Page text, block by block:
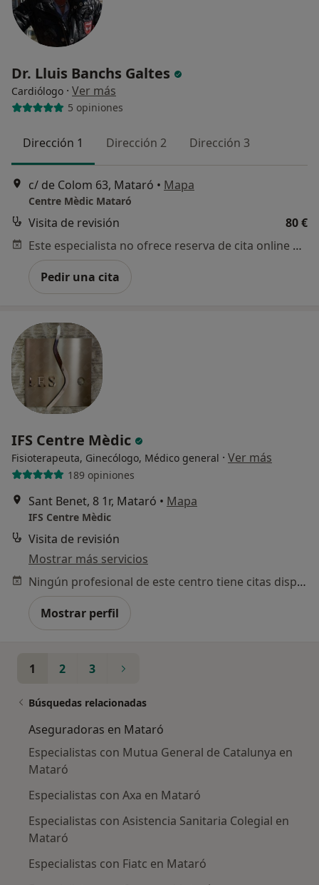
Dr. Lluis Banchs Galtes
Cardiólogo · Ver más
5 opiniones
Dirección 1 Dirección 2 Dirección 3
c/ de Colom 63, Mataró • Mapa
Centre Mèdic Mataró
Visita de revisión
80 €
Este especialista no ofrece reserva de cita online en esta dirección.
Pedir una cita
IFS Centre Mèdic
Fisioterapeuta, Ginecólogo, Médico general · Ver más
189 opiniones
Sant Benet, 8 1r, Mataró • Mapa
IFS Centre Mèdic
Visita de revisión
Mostrar más servicios
Ningún profesional de este centro tiene citas disponibles
Mostrar perfil
1 2 3
Búsquedas relacionadas
Aseguradoras en Mataró
Especialistas con Mutua General de Catalunya en
Mataró
Especialistas con Axa en Mataró
Especialistas con Asistencia Sanitaria Colegial en
Mataró
Especialistas con Fiatc en Mataró